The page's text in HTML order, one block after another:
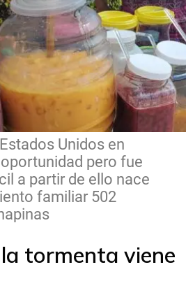
Unidos en
pero fue
a partir de ello nace
familiar 502
tormenta viene